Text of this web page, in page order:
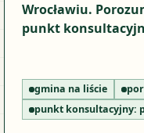
Wrocławiu.
punkt
gmina na liście
punkt konsultacyjny: